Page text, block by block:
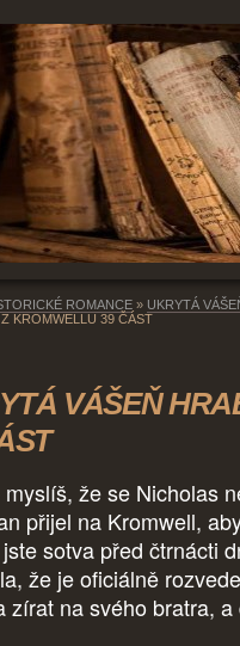
ROMANCE » UKRYTÁ
KROMWELLU 39 ČÁST
VÁŠEŇ
myslíš, že se Nicholas
přijel na Kromwell,
jste sotva před čtrnácti
že je oficiálně
zírat na svého bratra,